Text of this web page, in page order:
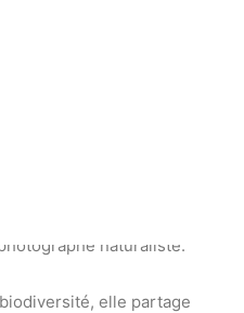
naturaliste.
elle partage